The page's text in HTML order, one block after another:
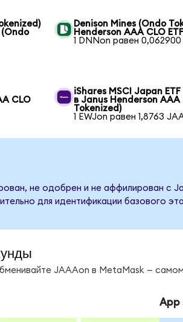
(Ondo
Denison Mines (Ondo
Henderson AAA CLO
1 DNNon равен
CLO
iShares MSCI Japan
в Janus Henderson AAA
Tokenized)
1 EWJon равен 1,8763
не одобрен и не аффилирован с
для идентификации базового
JAAAon в MetaMask —
App